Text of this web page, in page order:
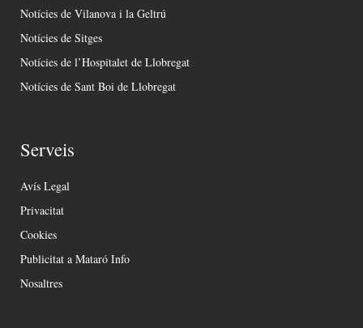
Notícies de Vilanova i la Geltrú
Notícies de Sitges
Notícies de l’Hospitalet de Llobregat
Notícies de Sant Boi de Llobregat
Serveis
Avís Legal
Privacitat
Cookies
Publicitat a Mataró Info
Nosaltres